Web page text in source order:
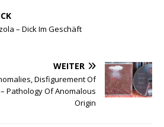
‎– Dick Im Geschäft
WEITER
Disfigurement Of
Pathology Of Anomalous
Origin